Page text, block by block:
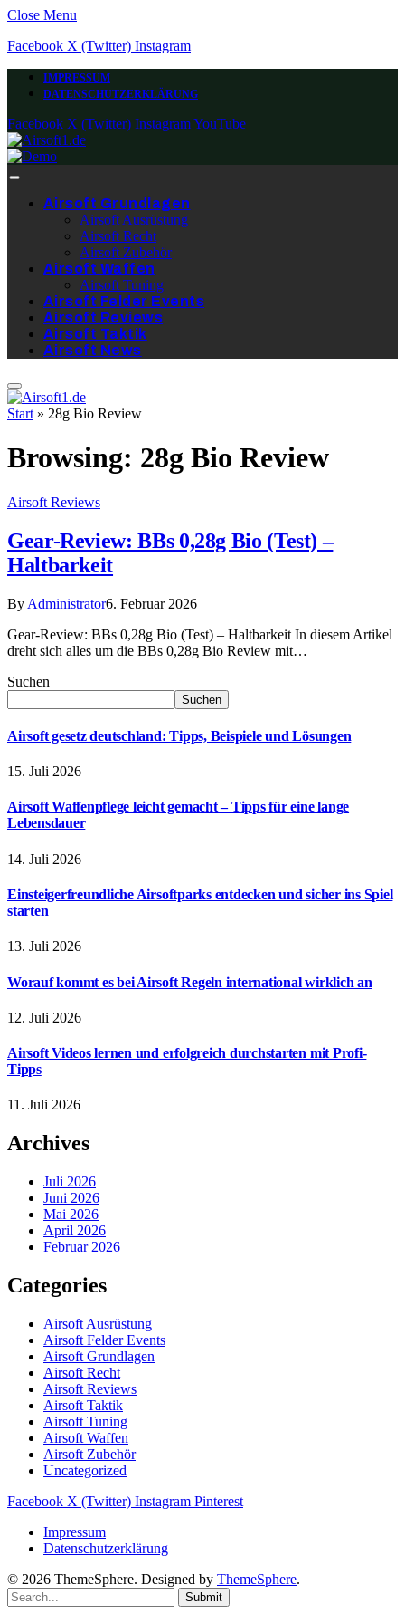
Close Menu
Facebook X (Twitter) Instagram
IMPRESSUM
DATENSCHUTZERKLÄRUNG
Facebook X (Twitter) InstagramYouTube
Airsoft Grundlagen
Airsoft Ausrüstung
Airsoft Recht
Airsoft Zubehör
Airsoft Waffen
Airsoft Tuning
Airsoft Felder Events
Airsoft Reviews
Airsoft Taktik
Airsoft News
Start » 28g Bio Review
Browsing: 28g Bio Review
Airsoft Reviews
Gear-Review: BBs 0,28g Bio (Test) –
Haltbarkeit
By Administrator6. Februar 2026
Gear-Review: BBs 0,28g Bio (Test) – Haltbarkeit In diesem Artikel
dreht sich alles um die BBs 0,28g Bio Review mit…
Suchen
Suchen
Airsoft gesetz deutschland: Tipps, Beispiele und Lösungen
15. Juli 2026
Airsoft Waffenpflege leicht gemacht – Tipps für eine lange
Lebensdauer
14. Juli 2026
Einsteigerfreundliche Airsoftparks entdecken und sicher ins Spiel
starten
13. Juli 2026
Worauf kommt es bei Airsoft Regeln international wirklich an
12. Juli 2026
Airsoft Videos lernen und erfolgreich durchstarten mit Profi-
Tipps
11. Juli 2026
Archives
Juli 2026
Juni 2026
Mai 2026
April 2026
Februar 2026
Categories
Airsoft Ausrüstung
Airsoft Felder Events
Airsoft Grundlagen
Airsoft Recht
Airsoft Reviews
Airsoft Taktik
Airsoft Tuning
Airsoft Waffen
Airsoft Zubehör
Uncategorized
Facebook X (Twitter) Instagram Pinterest
Impressum
Datenschutzerklärung
© 2026 ThemeSphere. Designed by ThemeSphere.
Submit